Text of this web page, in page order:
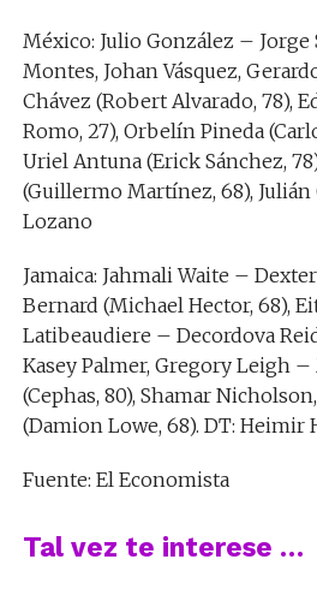
México: Julio González – Jorge
Montes, Johan Vásquez,
Chávez (Robert Alvarado, 78),
Romo, 27), Orbelín Pineda
Uriel Antuna (Erick Sánchez,
(Guillermo Martínez, 68), Julián
Lozano
Jamaica: Jahmali Waite –
Bernard (Michael Hector, 68),
Latibeaudiere – Decordova
Kasey Palmer, Gregory Leigh
(Cephas, 80), Shamar
(Damion Lowe, 68). DT: Heimir
Fuente: El Economista
Tal vez te interese …